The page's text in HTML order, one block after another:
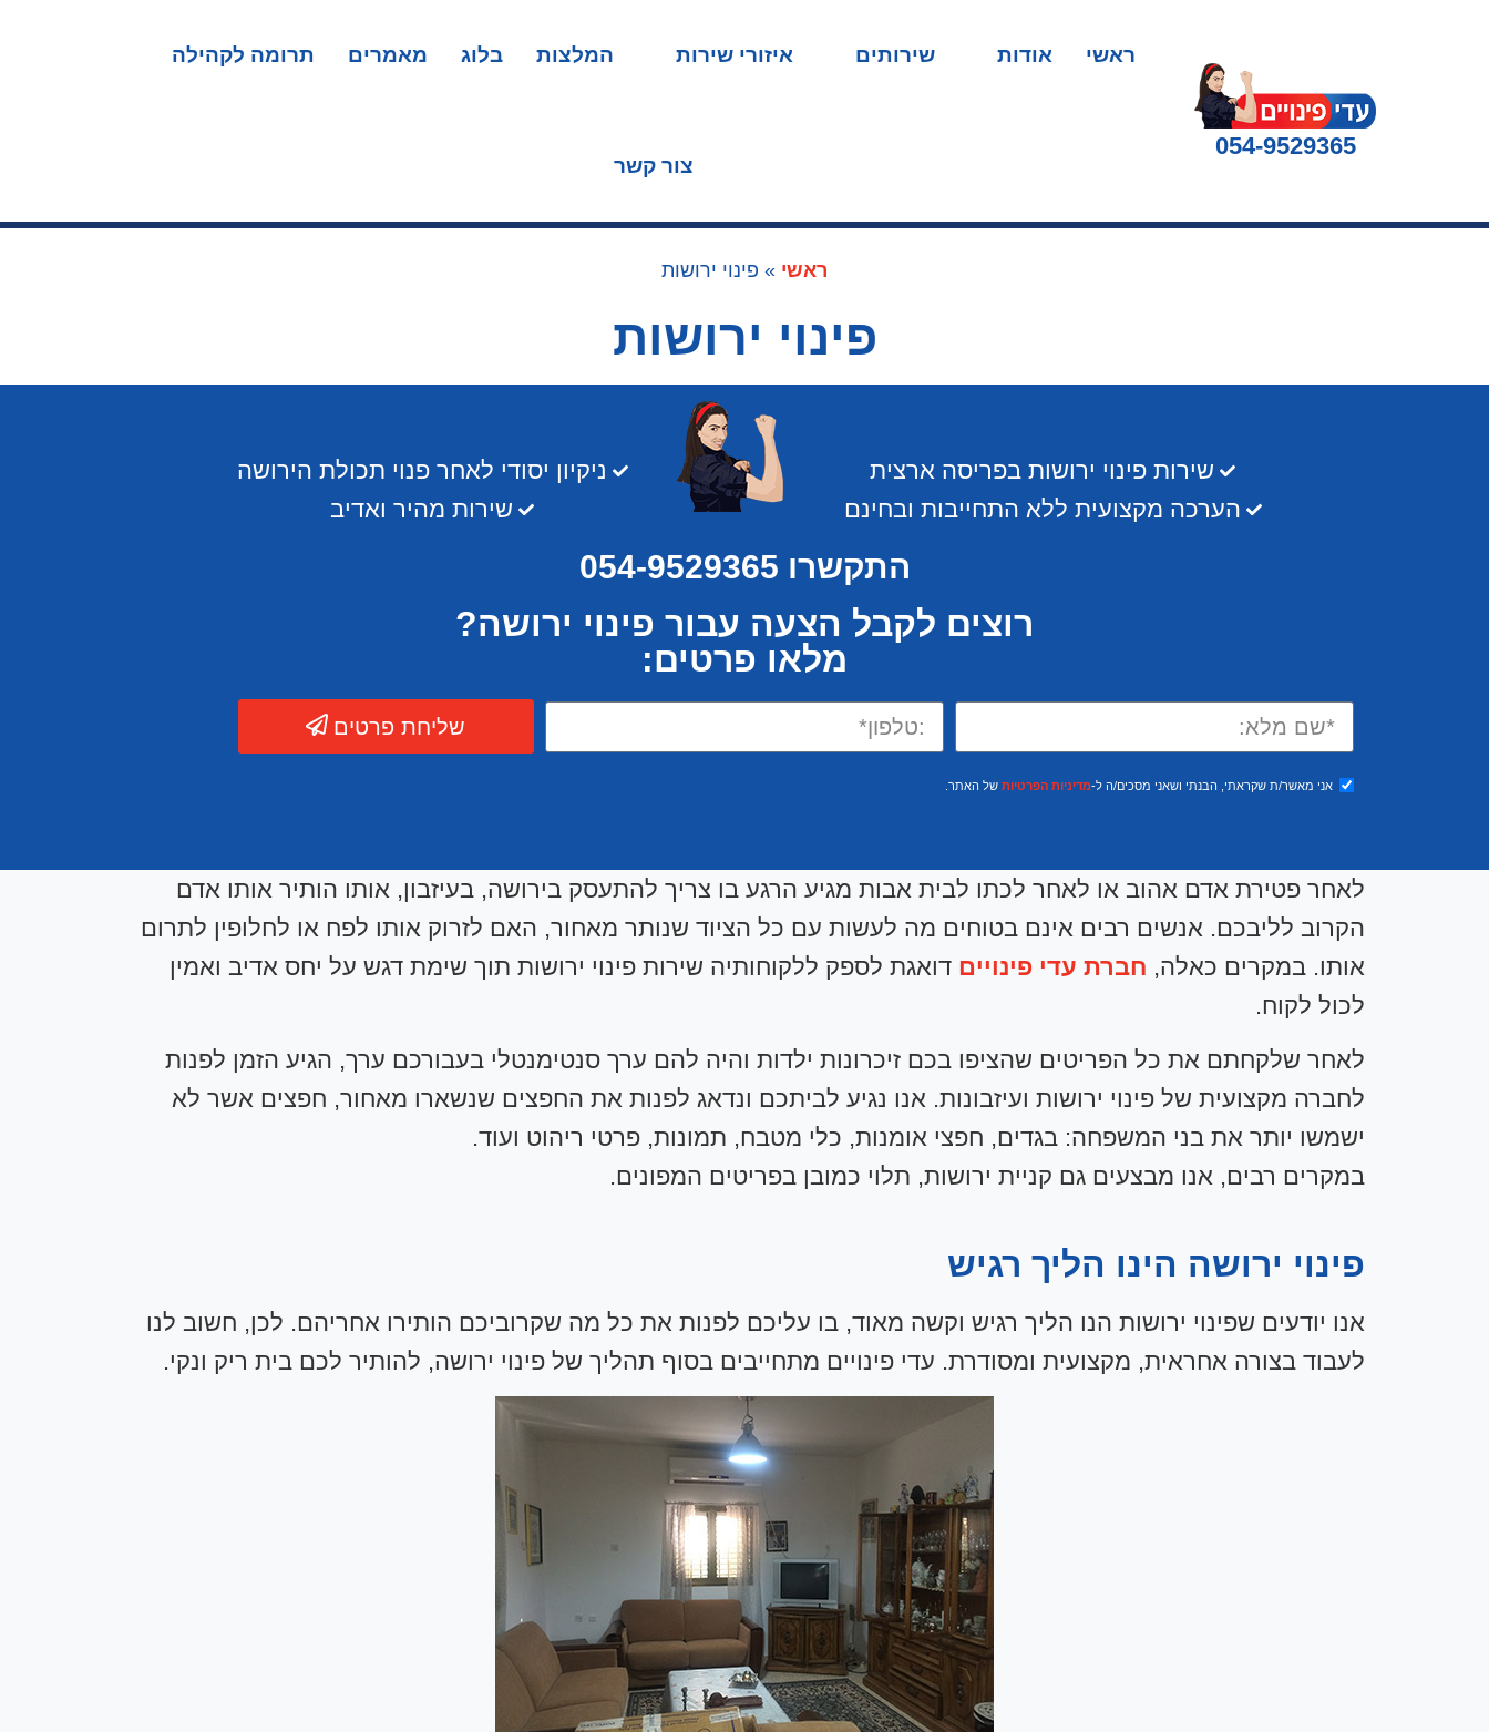
054-9529365
ראשי אודות שירותים איזורי שירות המלצות בלוג מאמרים תרומה לקהילה
צור קשר
ראשי » פינוי ירושות
פינוי ירושות
שירות פינוי ירושות בפריסה ארצית
הערכה מקצועית ללא התחייבות ובחינם
ניקיון יסודי לאחר פנוי תכולת הירושה
שירות מהיר ואדיב
התקשרו 054-9529365
רוצים לקבל הצעה עבור פינוי ירושה?
מלאו פרטים:
אני מאשר/ת שקראתי, הבנתי ושאני מסכים/ה ל-מדיניות הפרטיות של האתר.
שליחת פרטים
לאחר פטירת אדם אהוב או לאחר לכתו לבית אבות מגיע הרגע בו צריך להתעסק בירושה, בעיזבון, אותו הותיר אותו אדם
הקרוב לליבכם. אנשים רבים אינם בטוחים מה לעשות עם כל הציוד שנותר מאחור, האם לזרוק אותו לפח או לחלופין לתרום
אותו. במקרים כאלה, חברת עדי פינויים דואגת לספק ללקוחותיה שירות פינוי ירושות תוך שימת דגש על יחס אדיב ואמין
לכול לקוח.
לאחר שלקחתם את כל הפריטים שהציפו בכם זיכרונות ילדות והיה להם ערך סנטימנטלי בעבורכם ערך, הגיע הזמן לפנות
לחברה מקצועית של פינוי ירושות ועיזבונות. אנו נגיע לביתכם ונדאג לפנות את החפצים שנשארו מאחור, חפצים אשר לא
ישמשו יותר את בני המשפחה: בגדים, חפצי אומנות, כלי מטבח, תמונות, פרטי ריהוט ועוד.
במקרים רבים, אנו מבצעים גם קניית ירושות, תלוי כמובן בפריטים המפונים.
פינוי ירושה הינו הליך רגיש
אנו יודעים שפינוי ירושות הנו הליך רגיש וקשה מאוד, בו עליכם לפנות את כל מה שקרוביכם הותירו אחריהם. לכן, חשוב לנו
לעבוד בצורה אחראית, מקצועית ומסודרת. עדי פינויים מתחייבים בסוף תהליך של פינוי ירושה, להותיר לכם בית ריק ונקי.